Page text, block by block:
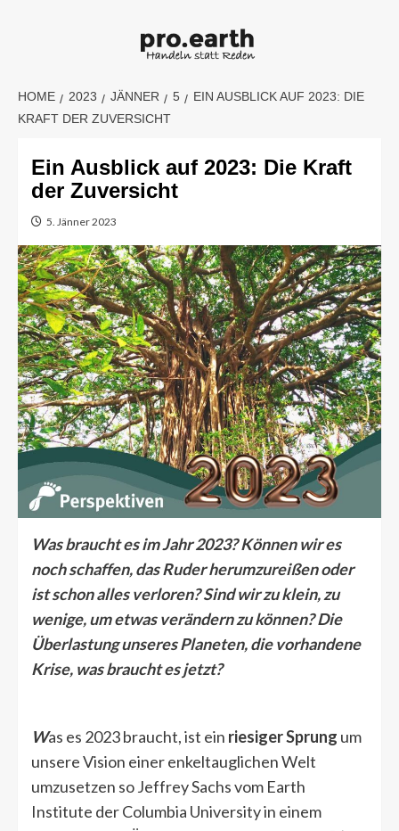
HOME 2023 JÄNNER 5
EIN AUSBLICK AUF 2023: DIE
KRAFT DER ZUVERSICHT
Ein Ausblick auf 2023: Die Kraft
der Zuversicht
5. Jänner 2023
Was braucht es im Jahr 2023? Können wir es
noch schaffen, das Ruder herumzureißen oder
ist schon alles verloren? Sind wir zu klein, zu
wenige, um etwas verändern zu können? Die
Überlastung unseres Planeten, die vorhandene
Krise, was braucht es jetzt?
Was es 2023 braucht, ist ein riesiger Sprung um
unsere Vision einer enkeltauglichen Welt
umzusetzen so Jeffrey Sachs vom Earth
Institute der Columbia University in einem